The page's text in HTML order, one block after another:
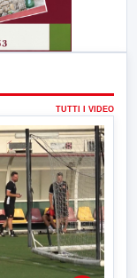
TUTTI I VIDEO